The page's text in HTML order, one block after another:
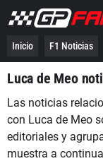
Inicio F1 Noticias
Luca de Meo
Las noticias
con Luca de Meo
editoriales y
muestra a